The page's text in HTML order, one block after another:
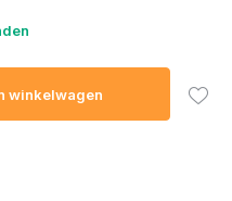
winkelwagen